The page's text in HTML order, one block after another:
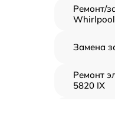
Ремонт/
Замена
Ремонт
5820 IX